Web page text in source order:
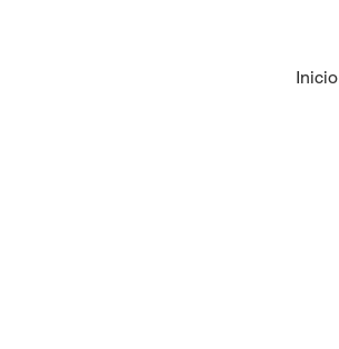
Inicio